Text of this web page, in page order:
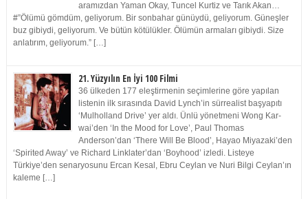
aramızdan Yaman Okay, Tuncel Kurtiz ve Tarık Akan…
#”Ölümü gömdüm, geliyorum. Bir sonbahar günüydü, geliyorum. Güneşler
buz gibiydi, geliyorum. Ve bütün kötülükler. Ölümün armaları gibiydi. Size
anlatırım, geliyorum.” […]
21. Yüzyılın En İyi 100 Filmi
36 ülkeden 177 eleştirmenin seçimlerine göre yapılan
listenin ilk sırasında David Lynch’in sürrealist başyapıtı
‘Mulholland Drive’ yer aldı. Ünlü yönetmeni Wong Kar-
wai’den ‘In the Mood for Love’, Paul Thomas
Anderson’dan ‘There Will Be Blood’, Hayao Miyazaki’den
‘Spirited Away’ ve Richard Linklater’dan ‘Boyhood’ izledi. Listeye
Türkiye’den senaryosunu Ercan Kesal, Ebru Ceylan ve Nuri Bilgi Ceylan’ın
kaleme […]